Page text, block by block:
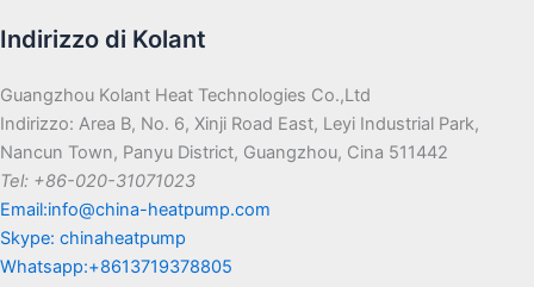
Indirizzo di Kolant
Guangzhou Kolant Heat Technologies Co.,Ltd
Indirizzo: Area B, No. 6, Xinji Road East, Leyi Industrial Park,
Nancun Town, Panyu District, Guangzhou, Cina 511442
Tel: +86-020-31071023
Email:info@china-heatpump.com
Skype: chinaheatpump
Whatsapp:+8613719378805